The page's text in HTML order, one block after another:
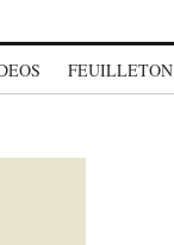
FEUILLETON